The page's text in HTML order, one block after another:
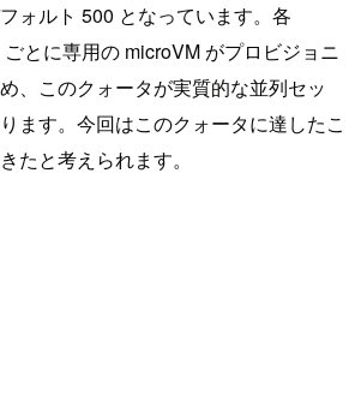
ォルト 500 となっています。各
ごとに専用の microVM がプロビジョニ
、このクォータが実質的な並列セッ
ます。今回はこのクォータに達したこ
たと考えられます。